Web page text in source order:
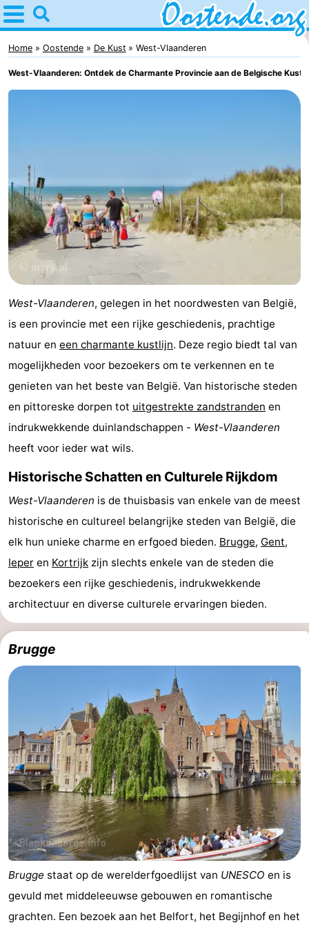
Home
Oostende
Tips
Appartementen
Bed
(&
breakfasts)
Campings
Hotels
-
Village
Hippodroom
Last
Zien
&
Bezienswaardigheden
Musea
-
Kerken
-
Uitkijkpunten
Attracties
-
Speeltuinen
Binnenspeeltuinen
-
Bowlen
-
Minigolfbanen
Wellness
centra
Dorpen
Steden
Natuur
Sporten
Home Oostende De Kust West-Vlaanderen
West-Vlaanderen: Ontdek de Charmante Provincie aan de Belgische Kust
West-Vlaanderen, gelegen in het noordwesten van België,
is een provincie met een rijke geschiedenis, prachtige
natuur en een charmante kustlijn. Deze regio biedt tal van
mogelijkheden voor bezoekers om te verkennen en te
genieten van het beste van België. Van historische steden
en pittoreske dorpen tot uitgestrekte zandstranden en
indrukwekkende duinlandschappen - West-Vlaanderen
heeft voor ieder wat wils.
Historische Schatten en Culturele Rijkdom
West-Vlaanderen is de thuisbasis van enkele van de meest
historische en cultureel belangrijke steden van België, die
elk hun unieke charme en erfgoed bieden. Brugge, Gent,
Ieper en Kortrijk zijn slechts enkele van de steden die
bezoekers een rijke geschiedenis, indrukwekkende
architectuur en diverse culturele ervaringen bieden.
Brugge
Brugge staat op de werelderfgoedlijst van UNESCO en is
gevuld met middeleeuwse gebouwen en romantische
grachten. Een bezoek aan het Belfort, het Begijnhof en het